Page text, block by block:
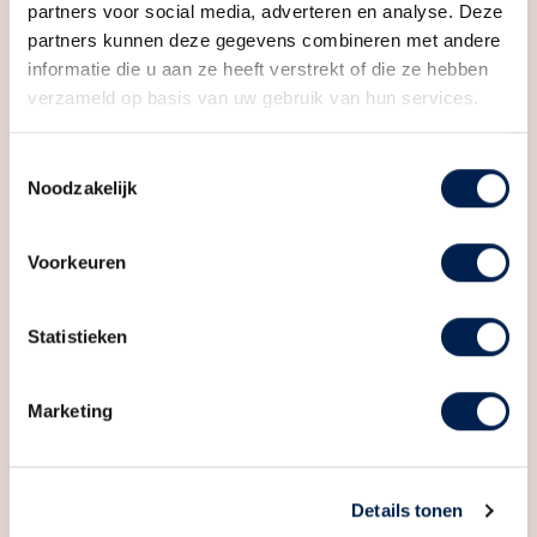
partners voor social media, adverteren en analyse. Deze
partners kunnen deze gegevens combineren met andere
informatie die u aan ze heeft verstrekt of die ze hebben
verzameld op basis van uw gebruik van hun services.
Noodzakelijk
Voorkeuren
Statistieken
Marketing
Details tonen
63 - 167 m² 2 - 5 kamers
Utrecht